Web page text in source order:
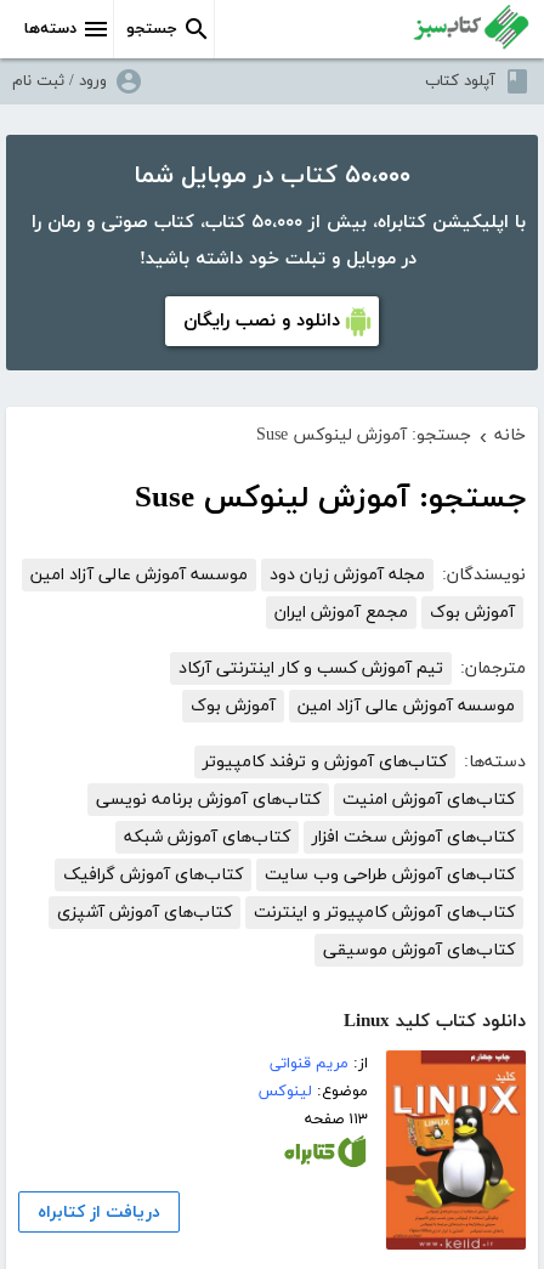
دسته‌ها جستجو
آپلود کتاب ورود / ثبت نام
۵۰،۰۰۰ کتاب در موبایل شما
با اپلیکیشن کتابراه، بیش از ۵۰،۰۰۰ کتاب، کتاب صوتی و رمان را
در موبایل و تبلت خود داشته باشید!
دانلود و نصب رایگان
خانه › جستجو: آموزش لینوکس Suse
جستجو: آموزش لینوکس Suse
نویسندگان: مجله آموزش زبان دود
موسسه آموزش عالی آزاد امین
آموزش بوک
مجمع آموزش ایران
مترجمان:
تیم آموزش کسب و کار اینترنتی آرکاد
موسسه آموزش عالی آزاد امین
آموزش بوک
دسته‌ها:
کتاب‌های آموزش و ترفند کامپیوتر
کتاب‌های آموزش امنیت
کتاب‌های آموزش برنامه نویسی
کتاب‌های آموزش سخت افزار
کتاب‌های آموزش شبکه
کتاب‌های آموزش طراحی وب سایت
کتاب‌های آموزش گرافیک
کتاب‌های آموزش کامپیوتر و اینترنت
کتاب‌های آموزش آشپزی
کتاب‌های آموزش موسیقی
دانلود کتاب کلید Linux
از: مریم قنواتی
موضوع: لینوکس
۱۱۳ صفحه
دریافت از کتابراه